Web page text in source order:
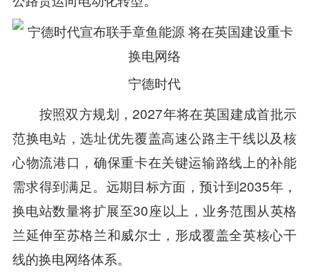
宁德时代
按照双方规划，2027年将在英国建成首批示
范换电站，选址优先覆盖高速公路主干线以及核
心物流港口，确保重卡在关键运输路线上的补能
需求得到满足。远期目标方面，预计到2035年，
换电站数量将扩展至30座以上，业务范围从英格
兰延伸至苏格兰和威尔士，形成覆盖全英核心干
线的换电网络体系。